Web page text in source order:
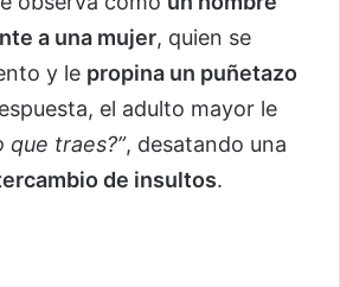
a una mujer, quien se
y le propina un puñetazo
el adulto mayor le
que traes?”, desatando una
de insultos.